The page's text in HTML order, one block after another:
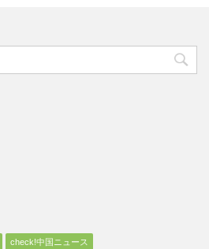
check!中国ニュース